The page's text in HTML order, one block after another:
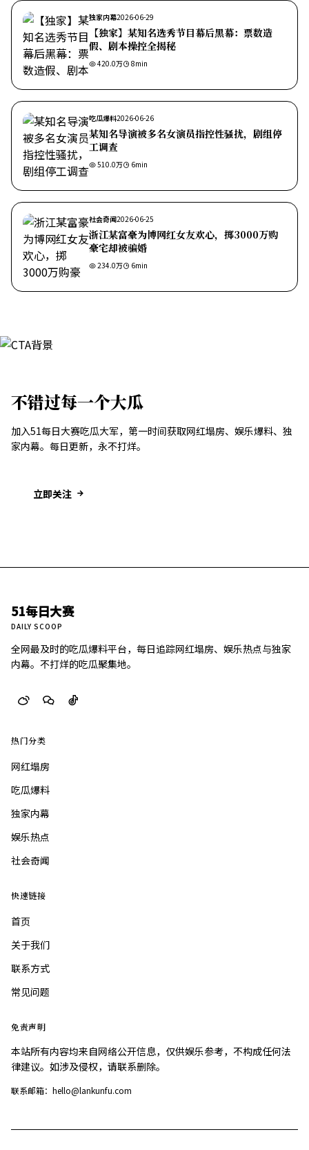
独家内幕2026-06-29
【独家】某知名选秀节目幕后黑幕：票数造
假、剧本操控全揭秘
420.0万 8min
吃瓜爆料2026-06-26
某知名导演被多名女演员指控性骚扰，剧组停
工调查
510.0万 6min
社会奇闻2026-06-25
浙江某富豪为博网红女友欢心，掷3000万购
豪宅却被骗婚
234.0万 6min
不错过每一个大瓜
加入51每日大赛吃瓜大军，第一时间获取网红塌房、娱乐爆料、独
家内幕。每日更新，永不打烊。
立即关注
51每日大赛
DAILY SCOOP
全网最及时的吃瓜爆料平台，每日追踪网红塌房、娱乐热点与独家
内幕。不打烊的吃瓜聚集地。
热门分类
网红塌房
吃瓜爆料
独家内幕
娱乐热点
社会奇闻
快速链接
首页
关于我们
联系方式
常见问题
免责声明
本站所有内容均来自网络公开信息，仅供娱乐参考，不构成任何法
律建议。如涉及侵权，请联系删除。
联系邮箱：hello@lankunfu.com